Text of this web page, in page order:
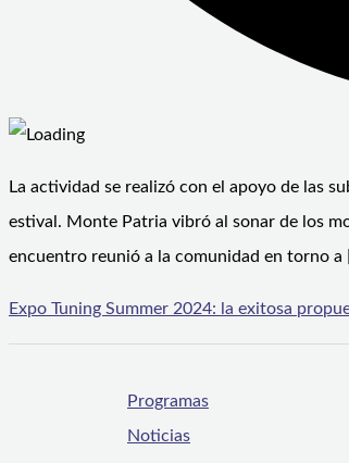
La actividad se realizó con el apoyo de las
estival. Monte Patria vibró al sonar de los
encuentro reunió a la comunidad en torno a
Expo Tuning Summer 2024: la exitosa
Programas
Noticias